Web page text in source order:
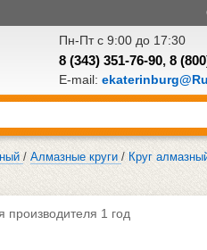
Пн-Пт с 9:00 до 17:30
8 (343) 351-76-90, 8
E-mail:
/ Алмазные круги / Круг
производителя 1 год